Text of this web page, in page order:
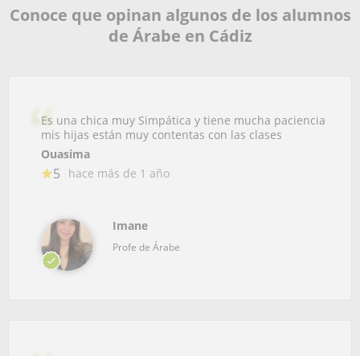
Conoce que opinan algunos de los alumnos
de Árabe en Cádiz
Es una chica muy Simpática y tiene mucha paciencia
mis hijas están muy contentas con las clases
Ouasima
5 hace más de 1 año
Imane
Profe de Árabe